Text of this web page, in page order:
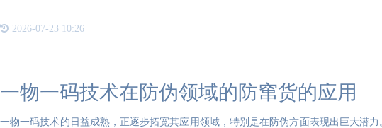
2026-07-23 10:26
一物一码技术在防伪领域的防窜货的应用
一物一码技术的日益成熟，正逐步拓宽其应用领域，特别是在防伪方面表现出巨大潜